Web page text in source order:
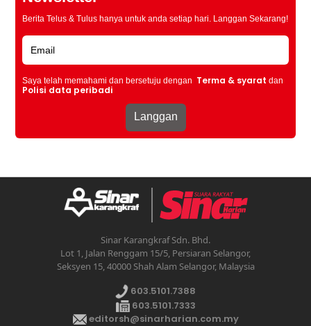
Berita Telus & Tulus hanya untuk anda setiap hari. Langgan Sekarang!
Saya telah memahami dan bersetuju dengan Terma & syarat dan
Polisi data peribadi
Sinar Karangkraf Sdn. Bhd.
Lot 1, Jalan Renggam 15/5, Persiaran Selangor,
Seksyen 15, 40000 Shah Alam Selangor, Malaysia
603.5101.7388
603.5101.7333
editorsh@sinarharian.com.my